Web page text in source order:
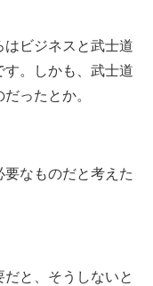
ビジネスと武士道
。しかも、武士道
ったとか。
なものだと考えた
と、そうしないと